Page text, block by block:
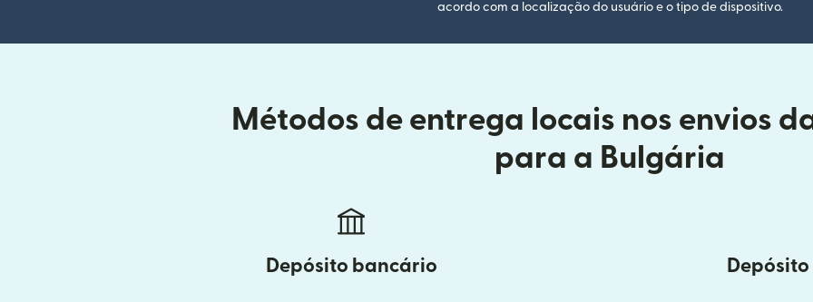
acordo com a localização do usuário e o tipo de dispositivo.
Métodos de entrega locais nos envios
para a Bulgária
Depósito bancário